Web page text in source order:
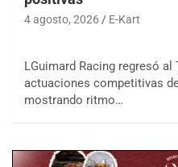
4 agosto, 2026 E-Kart
LGuimard Racing regresó
actuaciones competitivas
mostrando ritmo…